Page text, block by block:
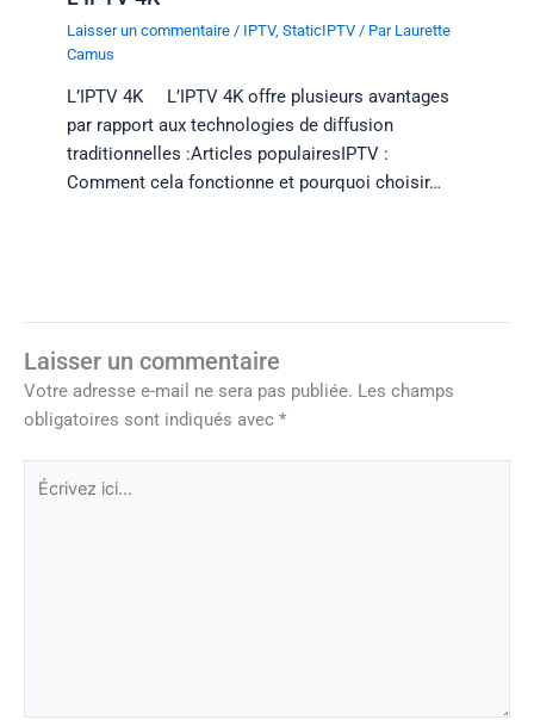
Laisser un commentaire / IPTV,StaticIPTV / Par Laurette
Camus
L’IPTV 4K L’IPTV 4K offre plusieurs avantages
par rapport aux technologies de diffusion
traditionnelles :Articles populairesIPTV :
Comment cela fonctionne et pourquoi choisir…
Laisser un commentaire
Votre adresse e-mail ne sera pas publiée. Les champs
obligatoires sont indiqués avec *
Écrivez
ici…